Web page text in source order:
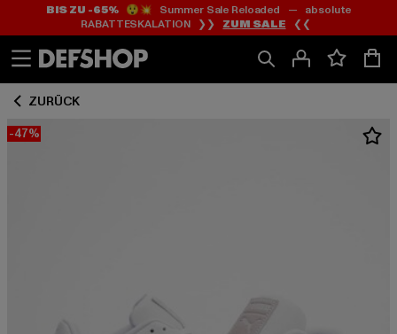
Zum
Inhalt
springen
Zum
Fußzeile
springen
BIS ZU -65%😲💥 Summer Sale Reloaded — absolute
RABATTESKALATION ❯❯ ZUM SALE ❮❮
ZURÜCK
-47%